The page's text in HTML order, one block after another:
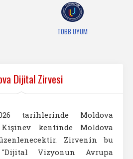
TOBB UYUM
Dijital Zirvesi
tarihlerinde Moldova
kentinde Moldova
Zirvenin bu
Vizyonun Avrupa